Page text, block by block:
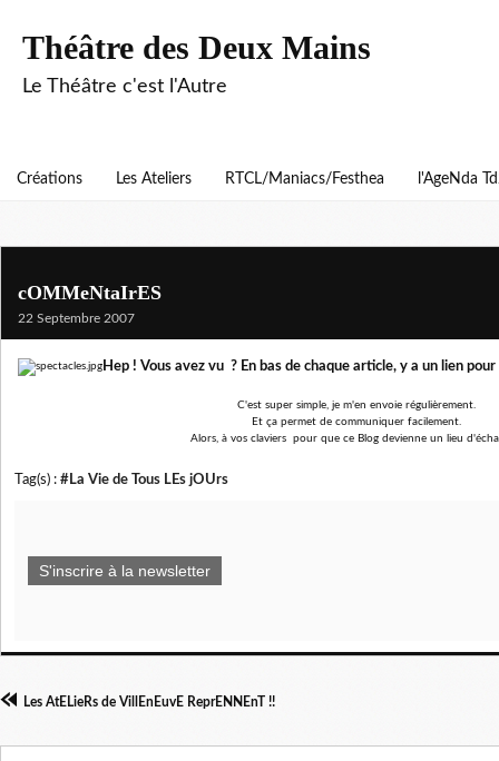
Théâtre des Deux Mains
Le Théâtre c'est l'Autre
Créations Les Ateliers RTCL/Maniacs/Festhea l'AgeNda
cOMMeNtaIrES
22 Septembre 2007
Hep ! Vous avez vu ? En bas de chaque article, y a un lien
C'est super simple, je m'en envoie régulièrement.
Et ça permet de communiquer facilement.
Alors, à vos claviers pour que ce Blog devienne un lieu
Tag(s) : #La Vie de Tous LEs jOUrs
S'inscrire à la newsletter
Les AtELieRs de VillEnEuvE ReprENNEnT !!